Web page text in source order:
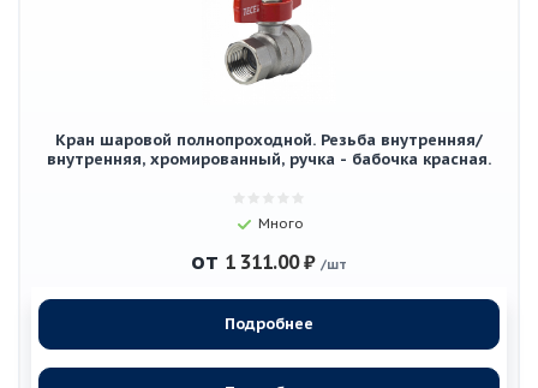
Кран шаровой полнопроходной. Резьба внутренняя/
внутренняя, хромированный, ручка - бабочка красная.
Много
от 1 311.00 ₽ /шт
Подробнее